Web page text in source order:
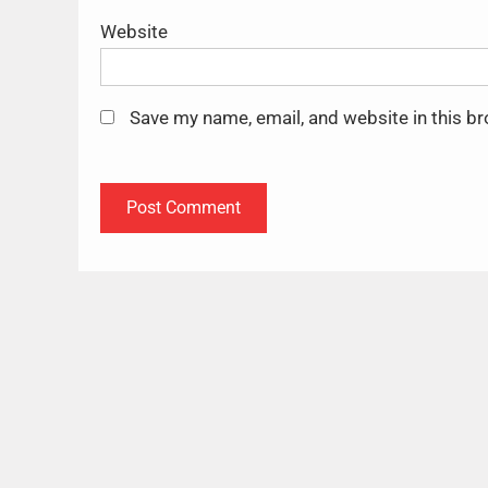
Website
Save my name, email, and website in this